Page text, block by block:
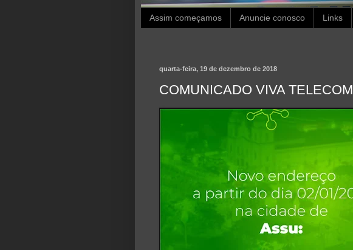
Assim começamos Anuncie conosco Links
quarta-feira, 19 de dezembro de 2018
COMUNICADO VIVA TELECOM